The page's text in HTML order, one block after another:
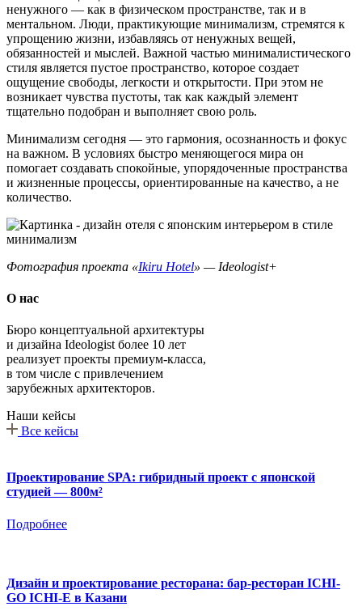
ненужного — как в физическом пространстве, так и в
ментальном. Люди, практикующие минимализм, стремятся к
упрощению жизни, избавляясь от ненужных вещей,
обязанностей и мыслей. Важной частью минималистического
стиля является пустое пространство, которое создает
ощущение свободы, легкости и открытости. При этом не
возникает чувства пустоты, так как каждый элемент
тщательно подобран и выполняет свою роль.
Минимализм сегодня — это гармония, осознанность и фокус
на важном. В условиях быстро меняющегося мира он
помогает создавать спокойные, упорядоченные пространства
и жизненные процессы, ориентированные на качество, а не
количество.
Фотография проекта «Ikiru Hotel» — Ideologist+
О нас
Бюро концептуальной архитектуры
и дизайна Ideologist более 10 лет
реализует проекты премиум-класса,
в том числе с привлечением
зарубежных архитекторов.
Наши кейсы
Все кейсы
Проектирование SPA: гибридный проект с японской
студией — 800м²
Подробнее
Дизайн и проектирование ресторана: бар-ресторан ICHI-
GO ICHI-E в Казани